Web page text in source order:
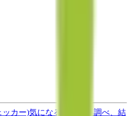
ッカー)気になる症状から調べ、結